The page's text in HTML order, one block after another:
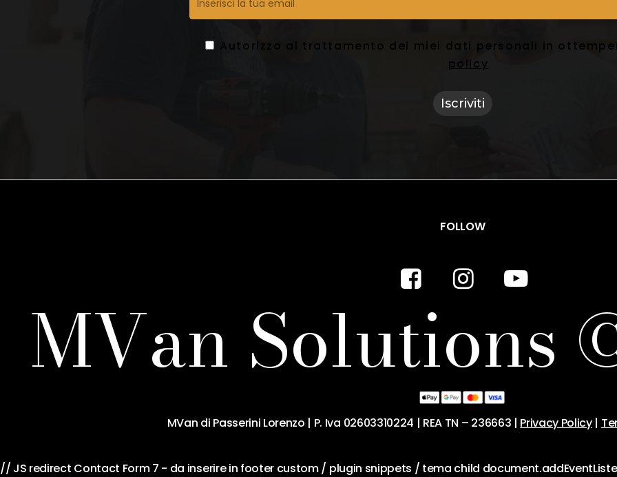
Autorizzo al trattamento dei miei dati personali in
policy
FOLLOW
MVan Solutions
MVan di Passerini Lorenzo | P. Iva 02603310224 | REA TN – 236663 | Privacy Policy|
// JS redirect Contact Form 7 - da inserire in footer custom / plugin snippets / tema child